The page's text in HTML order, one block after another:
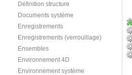
Définition structure
Documents système
Enregistrements
Enregistrements (verrouillage)
Ensembles
Environnement 4D
Environnement système